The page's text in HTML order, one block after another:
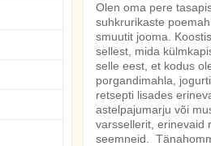
Olen oma pere
suhkrurikaste
smuutit jooma.
sellest, mida
selle eest, et kodus
porgandimahla,
retsepti lisades
astelpajumarju või
varssellerit, erinevaid
seemneid.